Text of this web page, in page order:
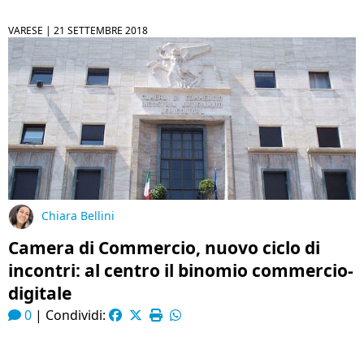
VARESE | 21 SETTEMBRE 2018
Chiara Bellini
Camera di Commercio, nuovo ciclo di
incontri: al centro il binomio commercio-
digitale
0 | Condividi: